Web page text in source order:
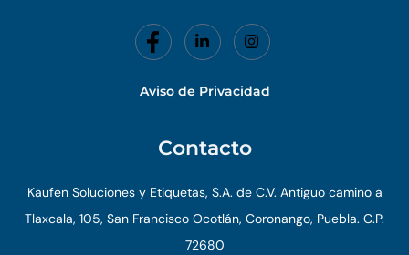
Aviso de Privacidad
Contacto
Kaufen Soluciones y Etiquetas, S.A. de C.V. Antiguo camino a
Tlaxcala, 105, San Francisco Ocotlán, Coronango, Puebla. C.P.
72680